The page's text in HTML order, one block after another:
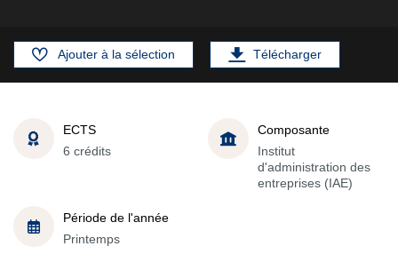
Ajouter à la sélection Télécharger
ECTS
6 crédits
Composante
Institut
d'administration des
entreprises (IAE)
Période de l'année
Printemps